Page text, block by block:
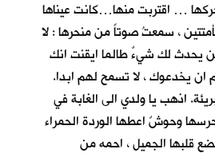
… اقتربت منها…كانت عيناها
، سمعتُ صوتاً من منحرها : لا
يحدث لك شيءٌ طالما ايقنت انك
يخدعوك ، لا تسمح لهم ابدا.
اذهب يا ولدي الى الغابة في
وحوشٌ اعطها الوردة الحمراء
قلبها الجميل ، احمه من